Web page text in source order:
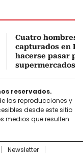
Cuatro hombres
capturados en
hacerse pasar
supermercados
reservados.
las reproducciones y
desde este sitio
medios que resulten
Newsletter